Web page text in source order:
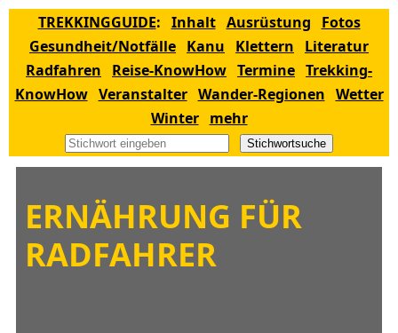
TREKKINGGUIDE: Inhalt Ausrüstung
Fotos
Gesundheit/Notfälle Kanu Klettern
Literatur
Radfahren
Reise-KnowHow Termine Trekking-
KnowHow Veranstalter Wander-Regionen Wetter
Winter
mehr
Stichwortsuche
ERNÄHRUNG FÜR
RADFAHRER